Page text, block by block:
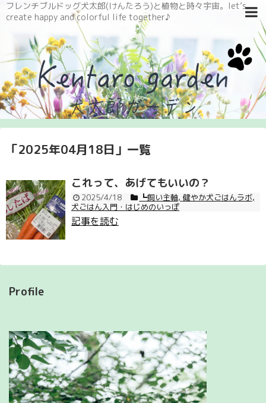
フレンチブルドッグ犬太郎(けんたろう)と植物と時々宇宙。let’s
create happy and colorful life together♪
「2025年04月18日 」 一覧
これって、あげてもいいの？
2025/4/18 ┗飼い主軸, 健やか犬ごはんラボ,
犬ごはん入門・はじめのいっぽ
記事を読む
Profile